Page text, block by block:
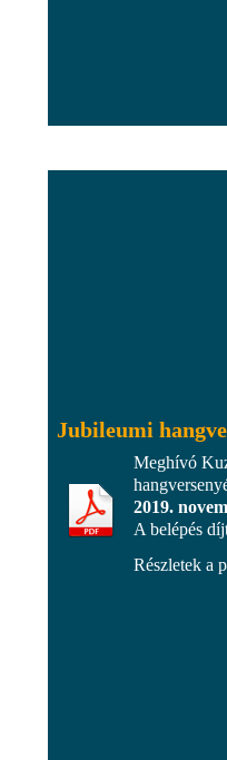
Jubileumi
Meghívó
2019.
A belépés
Részletek a